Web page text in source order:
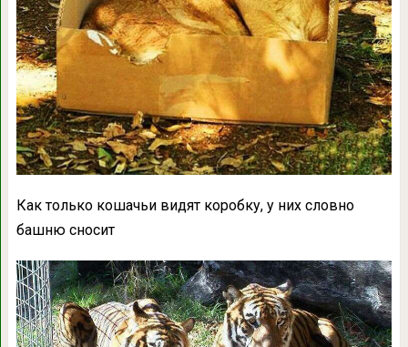
Как только кошачьи видят коробку, у них словно
башню сносит